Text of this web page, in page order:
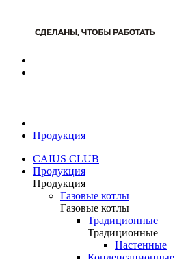
Продукция
CAIUS CLUB
Продукция
Продукция
Газовые котлы
Газовые котлы
Традиционные
Традиционные
Настенные